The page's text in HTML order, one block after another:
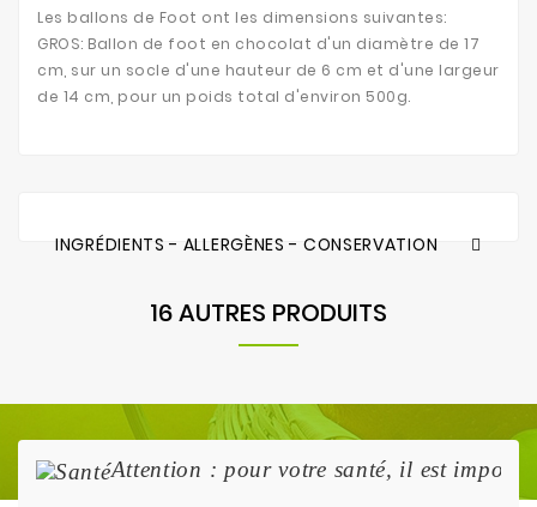
Les ballons de Foot ont les dimensions suivantes:
GROS: Ballon de foot en chocolat d'un diamètre de 17
cm, sur un socle d'une hauteur de 6 cm et d'une largeur
de 14 cm, pour un poids total d'environ 500g.
INGRÉDIENTS - ALLERGÈNES - CONSERVATION
16 AUTRES PRODUITS
Attention : pour votre santé, il est